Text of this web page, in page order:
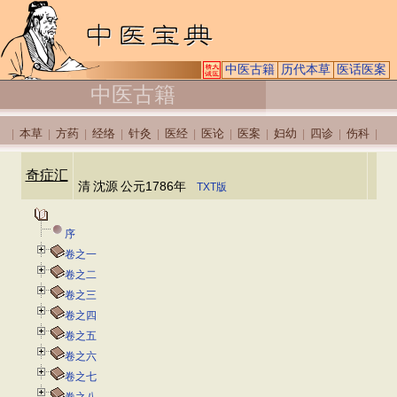
中医古籍 历代本草 医话医案
中医古籍
本草 方药 经络 针灸 医经 医论 医案 妇幼 四诊 伤科
奇症汇
清 沈源 公元1786年 TXT版
序
卷之一
卷之二
卷之三
卷之四
卷之五
卷之六
卷之七